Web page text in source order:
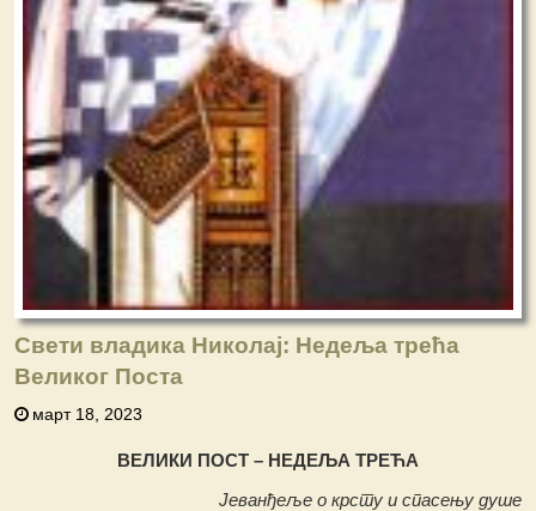
Свети владика Николај: Недеља трећа
Великог Поста
март 18, 2023
ВЕЛИКИ ПОСТ – НЕДЕЉА ТРЕЋА
Јеванђеље о крсту и спасењу душе